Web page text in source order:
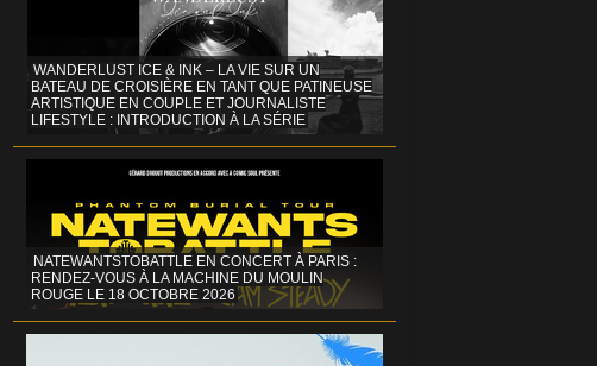
WANDERLUST ICE & INK – LA VIE SUR UN
BATEAU DE CROISIÈRE EN TANT QUE PATINEUSE
ARTISTIQUE EN COUPLE ET JOURNALISTE
LIFESTYLE : INTRODUCTION À LA SÉRIE
NATEWANTSTOBATTLE EN CONCERT À PARIS :
RENDEZ-VOUS À LA MACHINE DU MOULIN
ROUGE LE 18 OCTOBRE 2026